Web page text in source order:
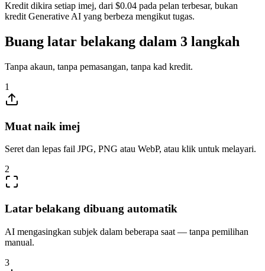
Kredit dikira setiap imej, dari $0.04 pada pelan terbesar, bukan
kredit Generative AI yang berbeza mengikut tugas.
Buang latar belakang dalam 3 langkah
Tanpa akaun, tanpa pemasangan, tanpa kad kredit.
1
Muat naik imej
Seret dan lepas fail JPG, PNG atau WebP, atau klik untuk melayari.
2
Latar belakang dibuang automatik
AI mengasingkan subjek dalam beberapa saat — tanpa pemilihan
manual.
3